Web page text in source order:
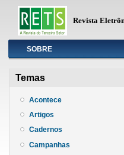
Revista
InfoSOBRE
Temas
Acontece
Artigos
Cadernos
Campanhas